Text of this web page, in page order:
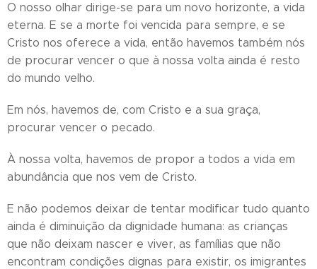
O nosso olhar dirige-se para um novo horizonte, a vida
eterna. E se a morte foi vencida para sempre, e se
Cristo nos oferece a vida, então havemos também nós
de procurar vencer o que à nossa volta ainda é resto
do mundo velho.
Em nós, havemos de, com Cristo e a sua graça,
procurar vencer o pecado.
À nossa volta, havemos de propor a todos a vida em
abundância que nos vem de Cristo.
E não podemos deixar de tentar modificar tudo quanto
ainda é diminuição da dignidade humana: as crianças
que não deixam nascer e viver, as famílias que não
encontram condições dignas para existir, os imigrantes